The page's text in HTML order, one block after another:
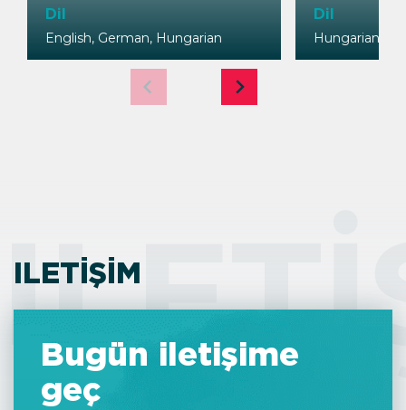
Dil
English, German, Hungarian
Dil
Hungarian,
ILETIŞIM
Bugün iletişime
geç